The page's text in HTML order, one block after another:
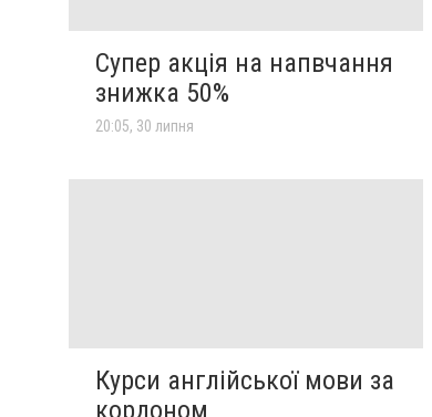
Супер акція на напвчання
знижка 50%
20:05, 30 липня
Курси англійської мови за
кордоном